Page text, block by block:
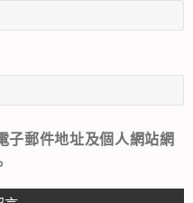
子郵件地址及個人網站網